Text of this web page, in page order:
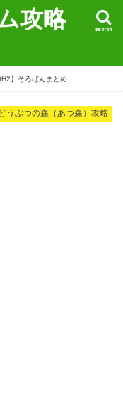
攻略
search
】そろばんまとめ
うぶつの森（あつ森）攻略